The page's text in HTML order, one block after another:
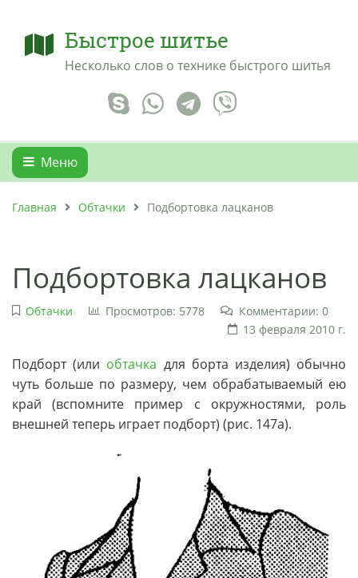
Быстрое шитье
Несколько слов о технике быстрого шитья
Меню
Главная Обтачки Подбортовка лацканов
Подбортовка лацканов
Обтачки Просмотров: 5778
Комментарии: 0
13 февраля 2010 г.
Подборт (или обтачка для борта изделия) обычно
чуть больше по размеру, чем обрабатываемый ею
край (вспомните пример с окружностями, роль
внешней теперь играет подборт) (рис. 147а).